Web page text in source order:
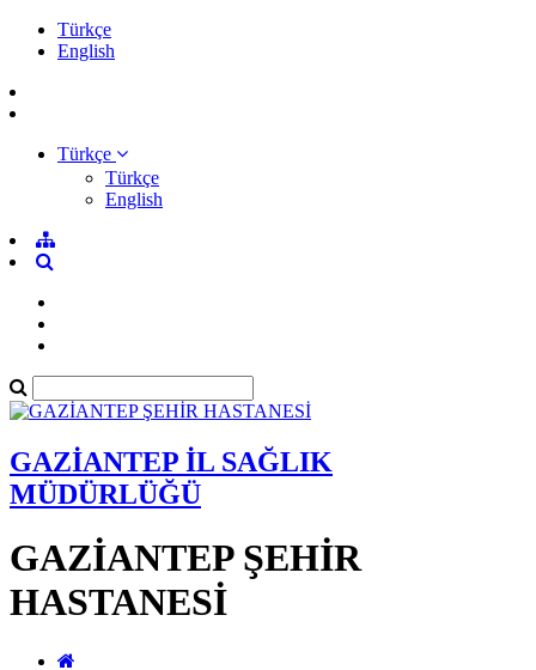
Türkçe
English
Türkçe
Türkçe
English
GAZİANTEP İL SAĞLIK
MÜDÜRLÜĞÜ
GAZİANTEP ŞEHİR
HASTANESİ